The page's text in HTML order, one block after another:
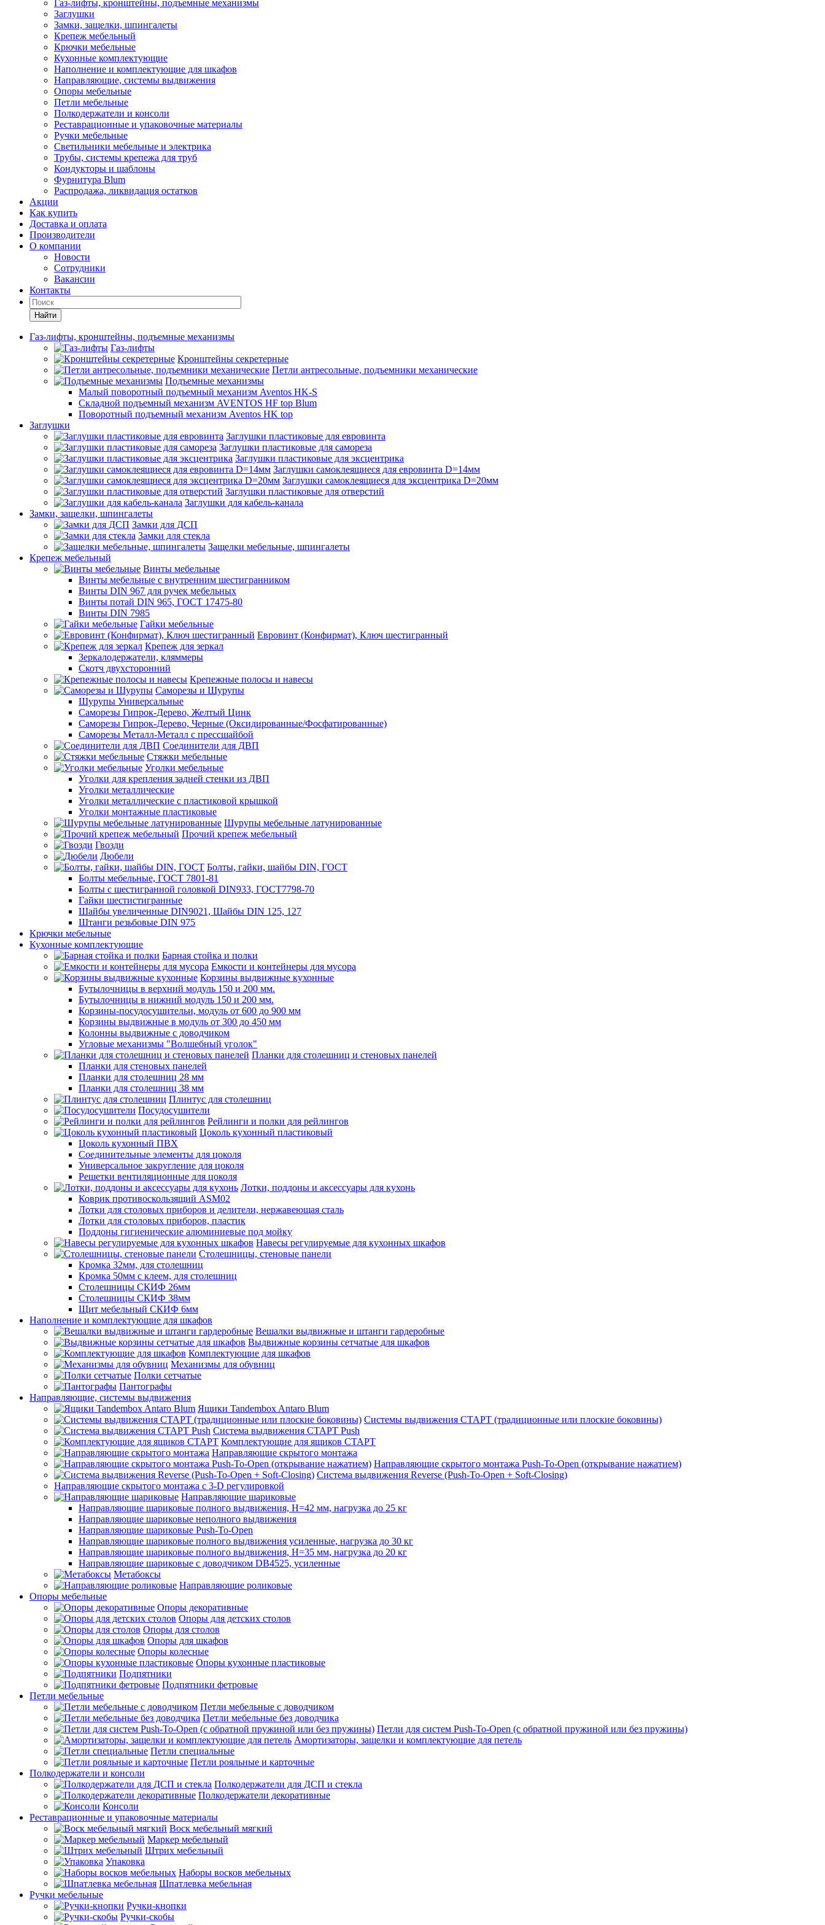
Газ-лифты, кронштейны, подъемные механизмы
Заглушки
Замки, защелки, шпингалеты
Крепеж мебельный
Крючки мебельные
Кухонные комплектующие
Наполнение и комплектующие для шкафов
Направляющие, системы выдвижения
Опоры мебельные
Петли мебельные
Полкодержатели и консоли
Реставрационные и упаковочные материалы
Ручки мебельные
Светильники мебельные и электрика
Трубы, системы крепежа для труб
Кондукторы и шаблоны
Фурнитура Blum
Распродажа, ликвидация остатков
Акции
Как купить
Доставка и оплата
Производители
О компании
Новости
Сотрудники
Вакансии
Контакты
Найти
Газ-лифты, кронштейны, подъемные механизмы
Газ-лифты
Кронштейны секретерные
Петли антресольные, подъемники механические
Подъемные механизмы
Малый поворотный подъемный механизм Aventos HK-S
Складной подъемный механизм AVENTOS HF top Blum
Поворотный подъемный механизм Aventos HK top
Заглушки
Заглушки пластиковые для евровинта
Заглушки пластиковые для самореза
Заглушки пластиковые для эксцентрика
Заглушки самоклеящиеся для евровинта D=14мм
Заглушки самоклеящиеся для эксцентрика D=20мм
Заглушки пластиковые для отверстий
Заглушки для кабель-канала
Замки, защелки, шпингалеты
Замки для ДСП
Замки для стекла
Защелки мебельные, шпингалеты
Крепеж мебельный
Винты мебельные
Винты мебельные с внутренним шестигранником
Винты DIN 967 для ручек мебельных
Винты потай DIN 965, ГОСТ 17475-80
Винты DIN 7985
Гайки мебельные
Евровинт (Конфирмат), Ключ шестигранный
Крепеж для зеркал
Зеркалодержатели, кляммеры
Скотч двухсторонний
Крепежные полосы и навесы
Саморезы и Шурупы
Шурупы Универсальные
Саморезы Гипрок-Дерево, Желтый Цинк
Саморезы Гипрок-Дерево, Черные (Оксидированные/Фосфатированные)
Саморезы Металл-Металл с прессшайбой
Соединители для ДВП
Стяжки мебельные
Уголки мебельные
Уголки для крепления задней стенки из ДВП
Уголки металлические
Уголки металлические с пластиковой крышкой
Уголки монтажные пластиковые
Шурупы мебельные латунированные
Прочий крепеж мебельный
Гвозди
Дюбели
Болты, гайки, шайбы DIN, ГОСТ
Болты мебельные, ГОСТ 7801-81
Болты с шестигранной головкой DIN933, ГОСТ7798-70
Гайки шестистигранные
Шайбы увеличенные DIN9021, Шайбы DIN 125, 127
Штанги резьбовые DIN 975
Крючки мебельные
Кухонные комплектующие
Барная стойка и полки
Емкости и контейнеры для мусора
Корзины выдвижные кухонные
Бутылочницы в верхний модуль 150 и 200 мм.
Бутылочницы в нижний модуль 150 и 200 мм.
Корзины-посудосушительи, модуль от 600 до 900 мм
Корзины выдвижные в модуль от 300 до 450 мм
Колонны выдвижные с доводчиком
Угловые механизмы "Волшебный уголок"
Планки для столешниц и стеновых панелей
Планки для стеновых панелей
Планки для столешниц 28 мм
Планки для столешниц 38 мм
Плинтус для столешниц
Посудосушители
Рейлинги и полки для рейлингов
Цоколь кухонный пластиковый
Цоколь кухонный ПВХ
Соединительные элементы для цоколя
Универсальное закругление для цоколя
Решетки вентиляционные для цоколя
Лотки, поддоны и аксессуары для кухонь
Коврик противоскользящий ASM02
Лотки для столовых приборов и делители, нержавеющая сталь
Лотки для столовых приборов, пластик
Поддоны гигиенические алюминиевые под мойку
Навесы регулируемые для кухонных шкафов
Столешницы, стеновые панели
Кромка 32мм, для столешниц
Кромка 50мм с клеем, для столешниц
Столешницы СКИФ 26мм
Столешницы СКИФ 38мм
Щит мебельный СКИФ 6мм
Наполнение и комплектующие для шкафов
Вешалки выдвижные и штанги гардеробные
Выдвижные корзины сетчатые для шкафов
Комплектующие для шкафов
Механизмы для обувниц
Полки сетчатые
Пантографы
Направляющие, системы выдвижения
Ящики Tandembox Antaro Blum
Системы выдвижения СТАРТ (традиционные или плоские боковины)
Система выдвижения СТАРТ Push
Комплектующие для ящиков СТАРТ
Направляющие скрытого монтажа
Направляющие скрытого монтажа Push-To-Open (открывание нажатием)
Система выдвижения Reverse (Push-To-Open + Soft-Closing)
Направляющие скрытого монтажа с 3-D регулировкой
Направляющие шариковые
Направляющие шариковые полного выдвижения, H=42 мм, нагрузка до 25 кг
Направляющие шариковые неполного выдвижения
Направляющие шариковые Push-To-Open
Направляющие шариковые полного выдвижения усиленные, нагрузка до 30 кг
Направляющие шариковые полного выдвижения, H=35 мм, нагрузка до 20 кг
Направляющие шариковые с доводчиком DB4525, усиленные
Метабоксы
Направляющие роликовые
Опоры мебельные
Опоры декоративные
Опоры для детских столов
Опоры для столов
Опоры для шкафов
Опоры колесные
Опоры кухонные пластиковые
Подпятники
Подпятники фетровые
Петли мебельные
Петли мебельные с доводчиком
Петли мебельные без доводчика
Петли для систем Push-To-Open (с обратной пружиной или без пружины)
Амортизаторы, защелки и комплектующие для петель
Петли специальные
Петли рояльные и карточные
Полкодержатели и консоли
Полкодержатели для ДСП и стекла
Полкодержатели декоративные
Консоли
Реставрационные и упаковочные материалы
Воск мебельный мягкий
Маркер мебельный
Штрих мебельный
Упаковка
Наборы восков мебельных
Шпатлевка мебельная
Ручки мебельные
Ручки-кнопки
Ручки-скобы